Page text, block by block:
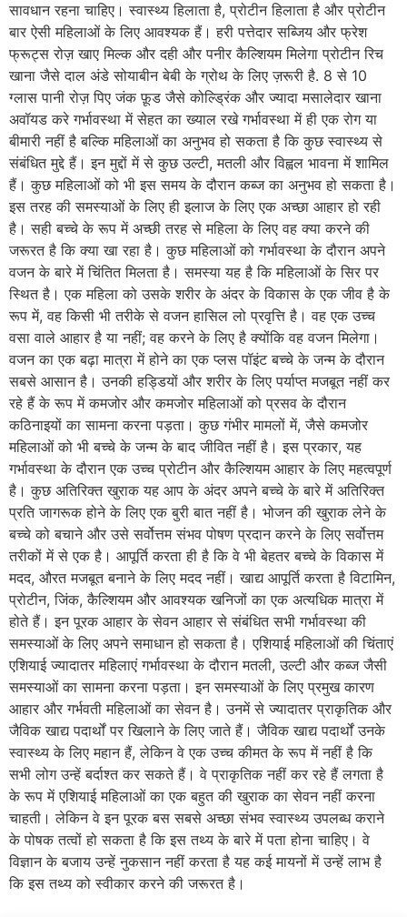
सावधान रहना चाहिए। स्वास्थ्य हिलाता है, प्रोटीन हिलाता है और प्रोटीन
बार ऐसी महिलाओं के लिए आवश्यक हैं। हरी पत्तेदार सब्जिय और फ्रेश
फ्रूट्स रोज़ खाए मिल्क और दही और पनीर कैल्शियम मिलेगा प्रोटीन रिच
खाना जैसे दाल अंडे सोयाबीन बेबी के ग्रोथ के लिए ज़रूरी है. 8 से 10
ग्लास पानी रोज़ पिए जंक फ़ूड जैसे कोल्ड्रिंक और ज्यादा मसालेदार खाना
अवॉयड करे गर्भावस्था में सेहत का ख्याल रखे गर्भावस्था में ही एक रोग या
बीमारी नहीं है बल्कि महिलाओं का अनुभव हो सकता है कि कुछ स्वास्थ्य से
संबंधित मुद्दे हैं। इन मुद्दों में से कुछ उल्टी, मतली और विह्वल भावना में शामिल
हैं। कुछ महिलाओं को भी इस समय के दौरान कब्ज का अनुभव हो सकता है।
इस तरह की समस्याओं के लिए ही इलाज के लिए एक अच्छा आहार हो रही
है। सही बच्चे के रूप में अच्छी तरह से महिला के लिए वह क्या करने की
जरूरत है कि क्या खा रहा है। कुछ महिलाओं को गर्भावस्था के दौरान अपने
वजन के बारे में चिंतित मिलता है। समस्या यह है कि महिलाओं के सिर पर
स्थित है। एक महिला को उसके शरीर के अंदर के विकास के एक जीव है के
रूप में, वह किसी भी तरीके से वजन हासिल लो प्रवृत्ति है। वह एक उच्च
वसा वाले आहार है या नहीं; वह करने के लिए है क्योंकि वह वजन मिलेगा।
वजन का एक बढ़ा मात्रा में होने का एक प्लस पॉइंट बच्चे के जन्म के दौरान
सबसे आसान है। उनकी हड्डियों और शरीर के लिए पर्याप्त मजबूत नहीं कर
रहे हैं के रूप में कमजोर और कमजोर महिलाओं को प्रसव के दौरान
कठिनाइयों का सामना करना पड़ता। कुछ गंभीर मामलों में, जैसे कमजोर
महिलाओं को भी बच्चे के जन्म के बाद जीवित नहीं है। इस प्रकार, यह
गर्भावस्था के दौरान एक उच्च प्रोटीन और कैल्शियम आहार के लिए महत्वपूर्ण
है। कुछ अतिरिक्त खुराक यह आप के अंदर अपने बच्चे के बारे में अतिरिक्त
प्रति जागरूक होने के लिए एक बुरी बात नहीं है। भोजन की खुराक लेने के
बच्चे को बचाने और उसे सर्वोत्तम संभव पोषण प्रदान करने के लिए सर्वोत्तम
तरीकों में से एक है। आपूर्ति करता ही है कि वे भी बेहतर बच्चे के विकास में
मदद, औरत मजबूत बनाने के लिए मदद नहीं। खाद्य आपूर्ति करता है विटामिन,
प्रोटीन, जिंक, कैल्शियम और आवश्यक खनिजों का एक अत्यधिक मात्रा में
होते हैं। इन पूरक आहार के सेवन आहार से संबंधित सभी गर्भावस्था की
समस्याओं के लिए अपने समाधान हो सकता है। एशियाई महिलाओं की चिंताएं
एशियाई ज्यादातर महिलाएं गर्भावस्था के दौरान मतली, उल्टी और कब्ज जैसी
समस्याओं का सामना करना पड़ता। इन समस्याओं के लिए प्रमुख कारण
आहार और गर्भवती महिलाओं का सेवन है। उनमें से ज्यादातर प्राकृतिक और
जैविक खाद्य पदार्थों पर खिलाने के लिए जाते हैं। जैविक खाद्य पदार्थों उनके
स्वास्थ्य के लिए महान हैं, लेकिन वे एक उच्च कीमत के रूप में नहीं है कि
सभी लोग उन्हें बर्दाश्त कर सकते हैं। वे प्राकृतिक नहीं कर रहे हैं लगता है
के रूप में एशियाई महिलाओं का एक बहुत की खुराक का सेवन नहीं करना
चाहती। लेकिन वे इन पूरक बस सबसे अच्छा संभव स्वास्थ्य उपलब्ध कराने
के पोषक तत्वों हो सकता है कि इस तथ्य के बारे में पता होना चाहिए। वे
विज्ञान के बजाय उन्हें नुकसान नहीं करता है यह कई मायनों में उन्हें लाभ है
कि इस तथ्य को स्वीकार करने की जरूरत है।